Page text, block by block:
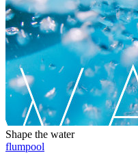
Shape the water
flumpool